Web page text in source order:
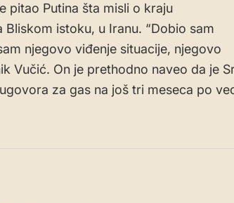
pitao Putina šta misli o kraju
Bliskom istoku, u Iranu. “Dobio sam
njegovo viđenje situacije, njegovo
Vučić. On je prethodno naveo da je
za gas na još tri meseca po